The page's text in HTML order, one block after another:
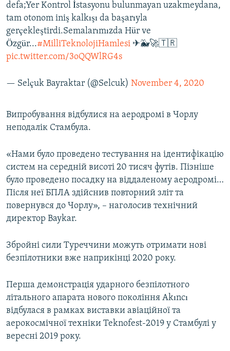
defa;Yer Kontrol İstasyonu bulunmayan uzakmeydana,
tam otonom iniş kalkışı da başarıyla
gerçekleştirdi.Semalarımızda Hür ve
Özgür...#MilliTeknolojiHamlesi ✈🐳🚀🇹🇷
pic.twitter.com/3oQQWlRG4s
— Selçuk Bayraktar (@Selcuk) November 4, 2020
Випробування відбулися на аеродромі в Чорлу
неподалік Стамбула.
«Нами було проведено тестування на ідентифікацію
систем на середній висоті 20 тисяч футів. Пізніше
було проведено посадку на віддаленому аеродромі…
Після неї БПЛА здійснив повторний зліт та
повернувся до Чорлу», – наголосив технічний
директор Baykar.
Збройні сили Туреччини можуть отримати нові
безпілотники вже наприкінці 2020 року.
Перша демонстрація ударного безпілотного
літального апарата нового покоління Akıncı
відбулася в рамках виставки авіаційної та
аерокосмічної техніки Teknofest-2019 у Стамбулі у
вересні 2019 року.